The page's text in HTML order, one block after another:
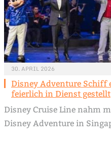
30. APRIL 2026
Disney Adventure Schiff
feierlich in Dienst gestellt
Disney Cruise Line nahm
Disney Adventure in